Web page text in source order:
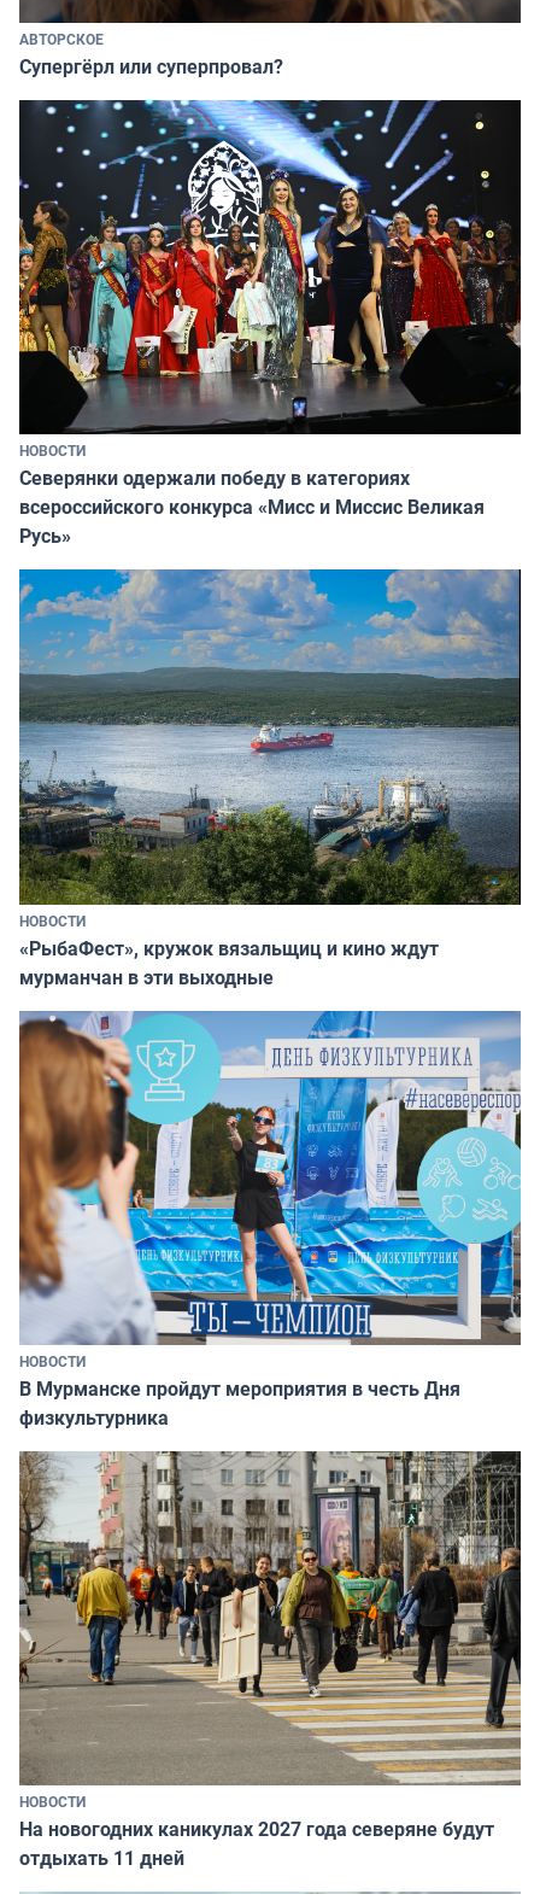
АВТОРСКОЕ
Супергёрл или суперпровал?
НОВОСТИ
Северянки одержали победу в категориях
всероссийского конкурса «Мисс и Миссис Великая
Русь»
НОВОСТИ
«РыбаФест», кружок вязальщиц и кино ждут
мурманчан в эти выходные
НОВОСТИ
В Мурманске пройдут мероприятия в честь Дня
физкультурника
НОВОСТИ
На новогодних каникулах 2027 года северяне будут
отдыхать 11 дней